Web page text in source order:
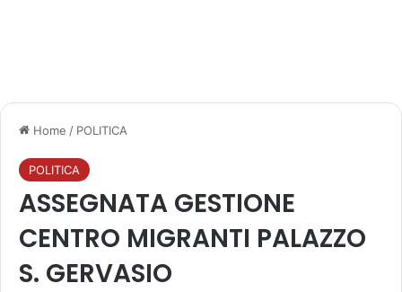
Home / POLITICA
POLITICA
ASSEGNATA GESTIONE
CENTRO MIGRANTI PALAZZO
S. GERVASIO